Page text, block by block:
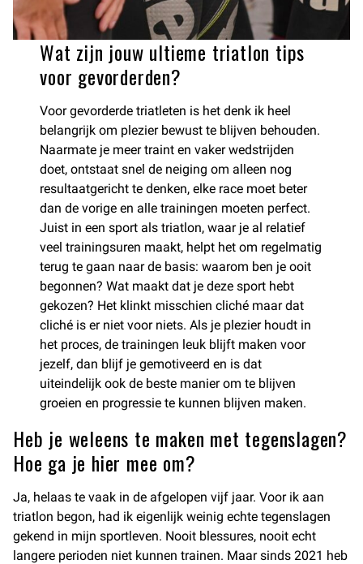
Wat zijn jouw ultieme triatlon tips
voor gevorderden?
Voor gevorderde triatleten is het denk ik heel
belangrijk om plezier bewust te blijven behouden.
Naarmate je meer traint en vaker wedstrijden
doet, ontstaat snel de neiging om alleen nog
resultaatgericht te denken, elke race moet beter
dan de vorige en alle trainingen moeten perfect.
Juist in een sport als triatlon, waar je al relatief
veel trainingsuren maakt, helpt het om regelmatig
terug te gaan naar de basis: waarom ben je ooit
begonnen? Wat maakt dat je deze sport hebt
gekozen? Het klinkt misschien cliché maar dat
cliché is er niet voor niets. Als je plezier houdt in
het proces, de trainingen leuk blijft maken voor
jezelf, dan blijf je gemotiveerd en is dat
uiteindelijk ook de beste manier om te blijven
groeien en progressie te kunnen blijven maken.
Heb je weleens te maken met tegenslagen?
Hoe ga je hier mee om?
Ja, helaas te vaak in de afgelopen vijf jaar. Voor ik aan
triatlon begon, had ik eigenlijk weinig echte tegenslagen
gekend in mijn sportleven. Nooit blessures, nooit echt
langere perioden niet kunnen trainen. Maar sinds 2021 heb